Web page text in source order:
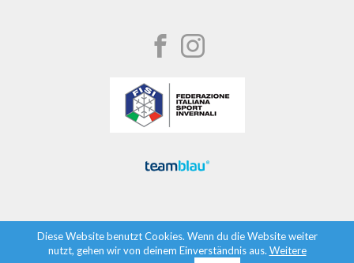
Diese Website benutzt Cookies. Wenn du die Website weiter
nutzt, gehen wir von deinem Einverständnis aus. Weitere